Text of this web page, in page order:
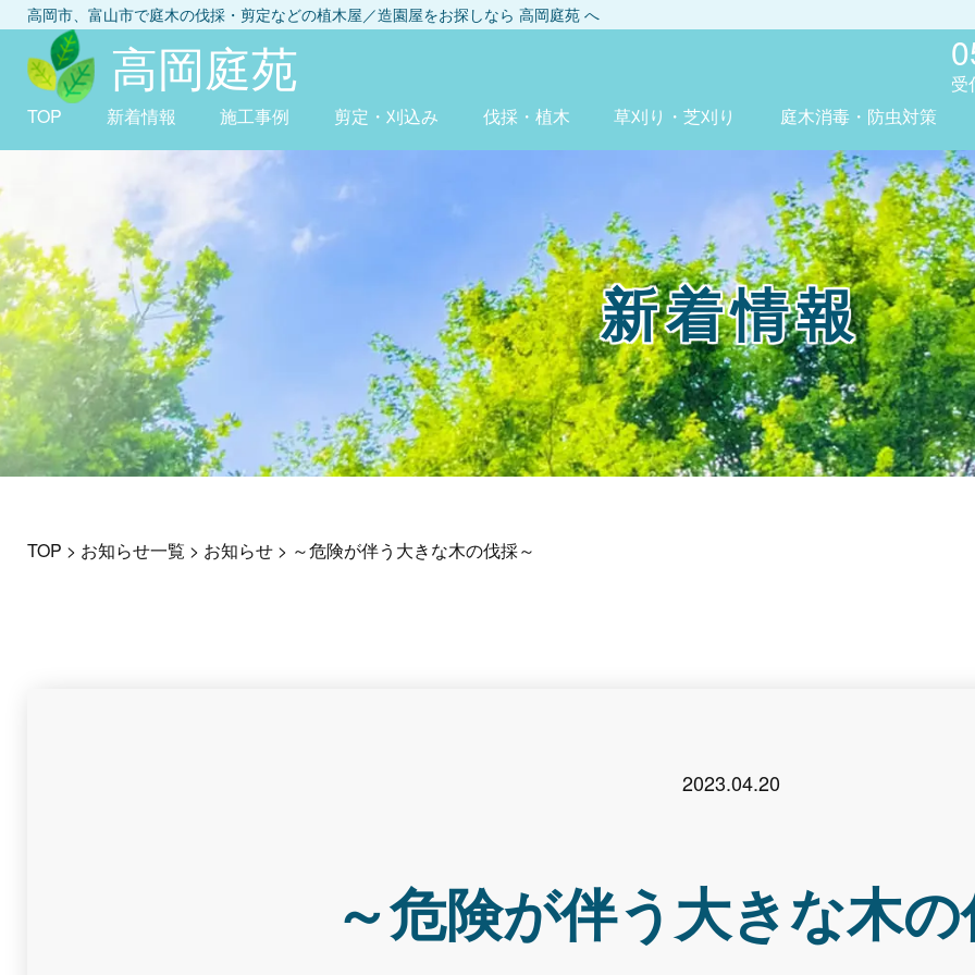
高岡市、富山市で庭木の伐採・剪定などの植木屋／造園屋をお探しなら 高岡庭苑 へ
高岡庭苑
受
TOP
新着情報 施工事例 剪定・刈込み 伐採・植木 草刈り・芝刈り 庭木消毒・防虫対策
新着情報
TOP > お知らせ一覧 > お知らせ > ～危険が伴う大きな木の伐採～
2023.04.20
～危険が伴う大きな木